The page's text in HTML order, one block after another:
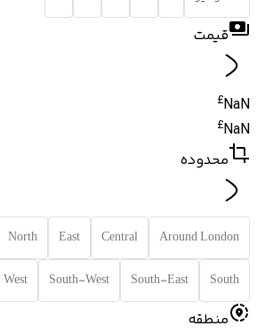
قیمت
NaN
£
NaN
£
محدوده
Around London
Central
East
North
South
South-East
South-West
West
منطقه